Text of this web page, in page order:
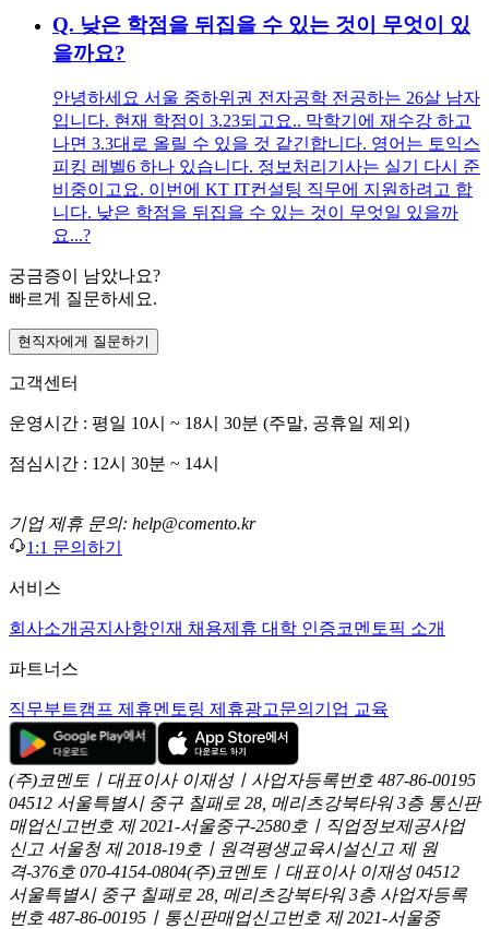
Q. 낮은 학점을 뒤집을 수 있는 것이 무엇이 있
을까요?
안녕하세요 서울 중하위권 전자공학 전공하는 26살 남자
입니다. 현재 학점이 3.23되고요.. 막학기에 재수강 하고
나면 3.3대로 올릴 수 있을 것 같긴합니다. 영어는 토익스
피킹 레벨6 하나 있습니다. 정보처리기사는 실기 다시 준
비중이고요. 이번에 KT IT컨설팅 직무에 지원하려고 합
니다. 낮은 학점을 뒤집을 수 있는 것이 무엇일 있을까
요...?
궁금증이 남았나요?
빠르게 질문하세요.
현직자에게 질문하기
고객센터
운영시간 : 평일 10시 ~ 18시 30분 (주말, 공휴일 제외)
점심시간 : 12시 30분 ~ 14시
기업 제휴 문의: help@comento.kr
1:1 문의하기
서비스
회사소개 공지사항인재 채용제휴 대학 인증코멘토픽 소개
파트너스
직무부트캠프 제휴멘토링 제휴광고문의 기업 교육
(주)코멘토ㅣ대표이사 이재성ㅣ사업자등록번호 487-86-00195
04512 서울특별시 중구 칠패로 28, 메리츠강북타워 3층 통신판
매업신고번호 제 2021-서울중구-2580호ㅣ직업정보제공사업
신고 서울청 제 2018-19호ㅣ원격평생교육시설신고 제 원
격-376호 070-4154-0804(주)코멘토ㅣ대표이사 이재성 04512
서울특별시 중구 칠패로 28, 메리츠강북타워 3층 사업자등록
번호 487-86-00195ㅣ통신판매업신고번호 제 2021-서울중